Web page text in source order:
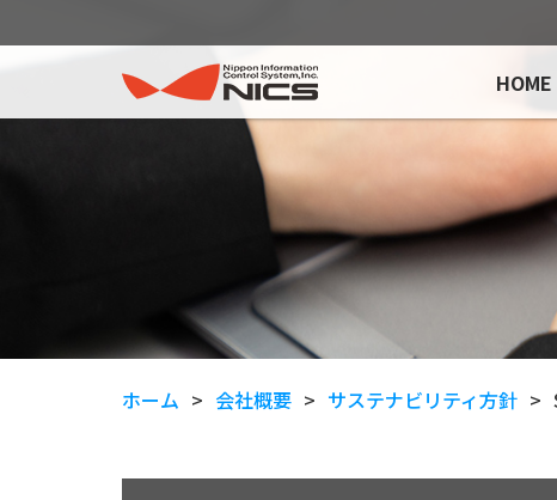
HOME
ホーム 会社概要 サステナビリティ方針